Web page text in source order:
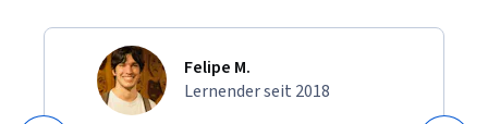
Felipe M.
Lernender seit 2018